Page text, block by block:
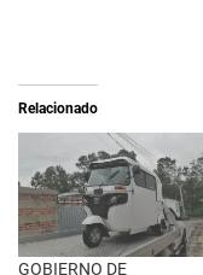
e
b
r
n
u
n
v
e
n
e
n
F
a
c
e
o
o
k
Relacionado
GOBIERNO DE